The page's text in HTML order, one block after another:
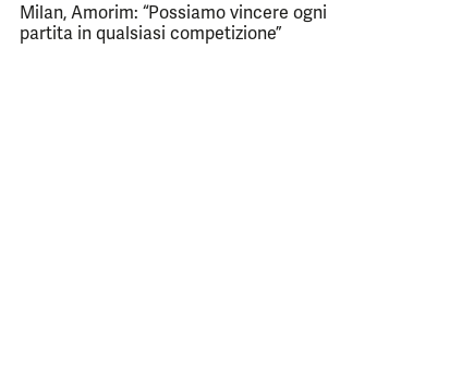
Milan, Amorim: “Possiamo vincere ogni
partita in qualsiasi competizione”